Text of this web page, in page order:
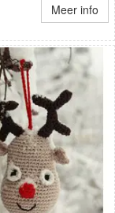
Meer info